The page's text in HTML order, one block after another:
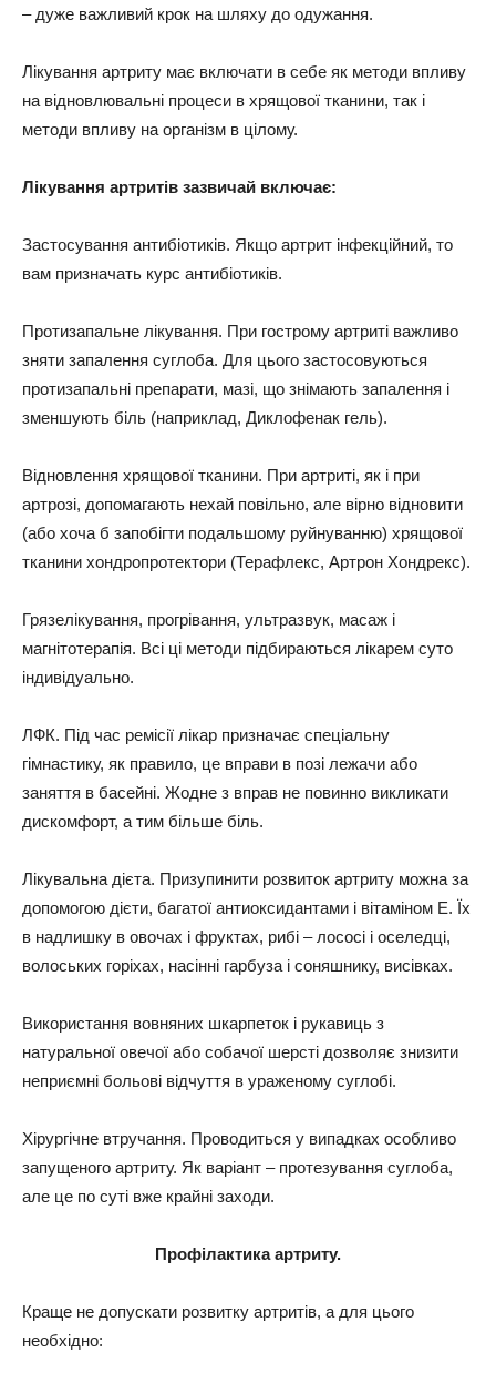
– дуже важливий крок на шляху до одужання.
Лікування артриту має включати в себе як методи впливу
на відновлювальні процеси в хрящової тканини, так і
методи впливу на організм в цілому.
Лікування артритів зазвичай включає:
Застосування антибіотиків. Якщо артрит інфекційний, то
вам призначать курс антибіотиків.
Протизапальне лікування. При гострому артриті важливо
зняти запалення суглоба. Для цього застосовуються
протизапальні препарати, мазі, що знімають запалення і
зменшують біль (наприклад, Диклофенак гель).
Відновлення хрящової тканини. При артриті, як і при
артрозі, допомагають нехай повільно, але вірно відновити
(або хоча б запобігти подальшому руйнуванню) хрящової
тканини хондропротектори (Терафлекс, Артрон Хондрекс).
Грязелікування, прогрівання, ультразвук, масаж і
магнітотерапія. Всі ці методи підбираються лікарем суто
індивідуально.
ЛФК. Під час ремісії лікар призначає спеціальну
гімнастику, як правило, це вправи в позі лежачи або
заняття в басейні. Жодне з вправ не повинно викликати
дискомфорт, а тим більше біль.
Лікувальна дієта. Призупинити розвиток артриту можна за
допомогою дієти, багатої антиоксидантами і вітаміном Е. Їх
в надлишку в овочах і фруктах, рибі – лососі і оселедці,
волоських горіхах, насінні гарбуза і соняшнику, висівках.
Використання вовняних шкарпеток і рукавиць з
натуральної овечої або собачої шерсті дозволяє знизити
неприємні больові відчуття в ураженому суглобі.
Хірургічне втручання. Проводиться у випадках особливо
запущеного артриту. Як варіант – протезування суглоба,
але це по суті вже крайні заходи.
Профілактика артриту.
Краще не допускати розвитку артритів, а для цього
необхідно: